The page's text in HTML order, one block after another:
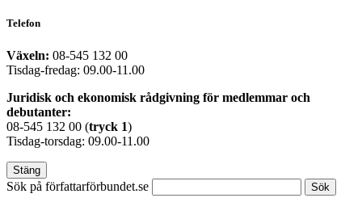
Telefon
Växeln: 08-545 132 00
Tisdag-fredag: 09.00-11.00
Juridisk och ekonomisk rådgivning för medlemmar och
debutanter:
08-545 132 00 (tryck 1)
Tisdag-torsdag: 09.00-11.00
Stäng
Sök på författarförbundet.se Sök